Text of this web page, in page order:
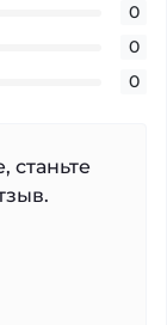
0
0
0
станьте